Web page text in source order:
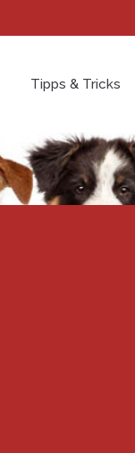
Tipps & Tricks